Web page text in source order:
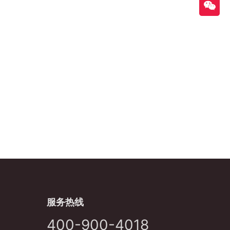
服务热线
400-900-4018